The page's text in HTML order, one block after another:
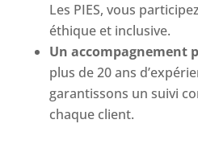
Les PIES, vous
éthique et inclusive.
Un accompagnement
plus de 20 ans
garantissons un suivi
chaque client.